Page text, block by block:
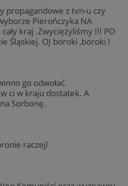
propagandowe z tvn-u czy
Pierończyka NA
cały kraj .Zwyciężyliśmy !!! PO
Śląskiej. OJ boroki ,boroki !
go odwołać.
ci w kraju dostatek. A
Sorbonę.
raczej!